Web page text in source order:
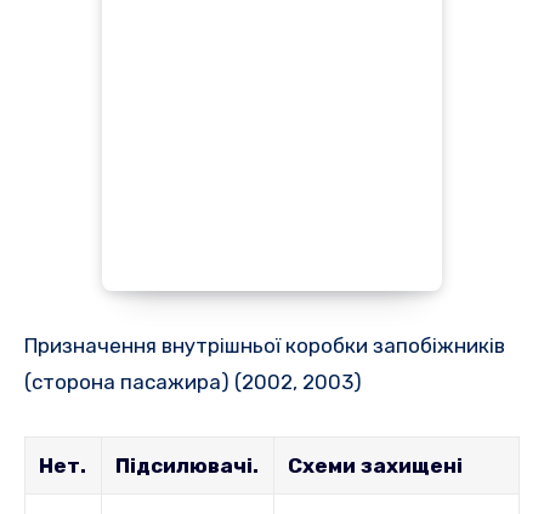
Призначення внутрішньої коробки запобіжників
(сторона пасажира) (2002, 2003)
Нет. Підсилювачі. Схеми захищені